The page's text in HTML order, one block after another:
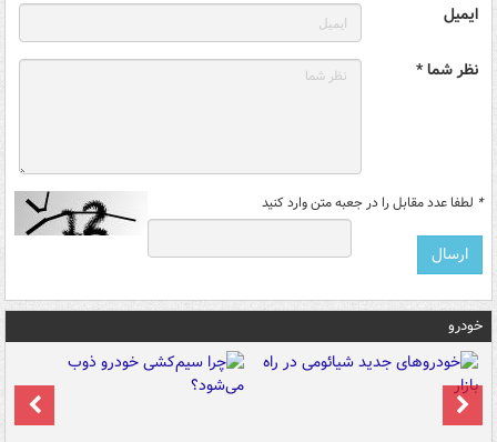
ایمیل
نظر شما *
* لطفا عدد مقابل را در جعبه متن وارد کنید
خودرو